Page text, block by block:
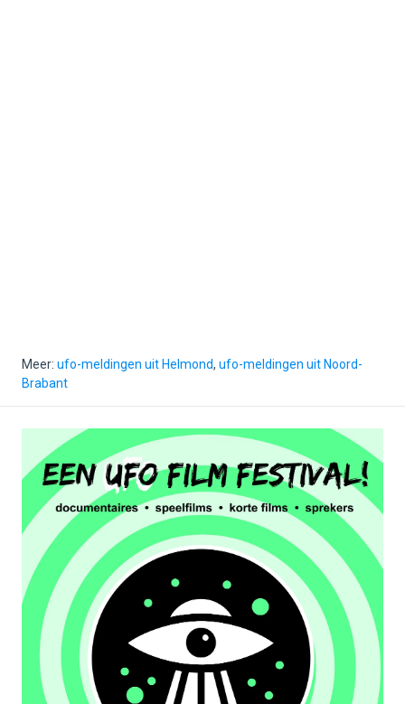
Meer: ufo-meldingen uit Helmond, ufo-meldingen uit Noord-
Brabant